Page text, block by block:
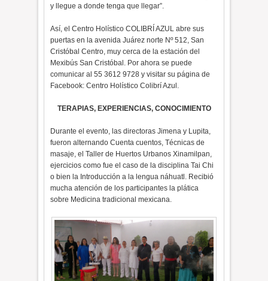
y llegue a donde tenga que llegar”.
Así, el Centro Holístico COLIBRÍ AZUL abre sus
puertas en la avenida Juárez norte Nº 512, San
Cristóbal Centro, muy cerca de la estación del
Mexibús San Cristóbal. Por ahora se puede
comunicar al 55 3612 9728 y visitar su página de
Facebook: Centro Holístico Colibrí Azul.
TERAPIAS, EXPERIENCIAS, CONOCIMIENTO
Durante el evento, las directoras Jimena y Lupita,
fueron alternando Cuenta cuentos, Técnicas de
masaje, el Taller de Huertos Urbanos Xinamilpan,
ejercicios como fue el caso de la disciplina Tai Chi
o bien la Introducción a la lengua náhuatl. Recibió
mucha atención de los participantes la plática
sobre Medicina tradicional mexicana.